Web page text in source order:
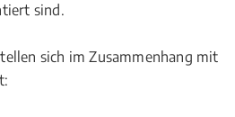
sind.
sich im Zusammenhang mit